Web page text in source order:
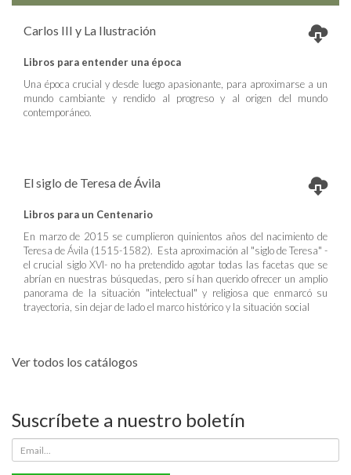
Carlos III y La Ilustración
Libros para entender una época
Una época crucial y desde luego apasionante, para aproximarse a un
mundo cambiante y rendido al progreso y al origen del mundo
contemporáneo.
El siglo de Teresa de Ávila
Libros para un Centenario
En marzo de 2015 se cumplieron quinientos años del nacimiento de
Teresa de Ávila (1515-1582). Esta aproximación al "siglo de Teresa" -
el crucial siglo XVI- no ha pretendido agotar todas las facetas que se
abrían en nuestras búsquedas, pero sí han querido ofrecer un amplio
panorama de la situación "intelectual" y religiosa que enmarcó su
trayectoria, sin dejar de lado el marco histórico y la situación social
Ver todos los catálogos
Suscríbete a nuestro boletín